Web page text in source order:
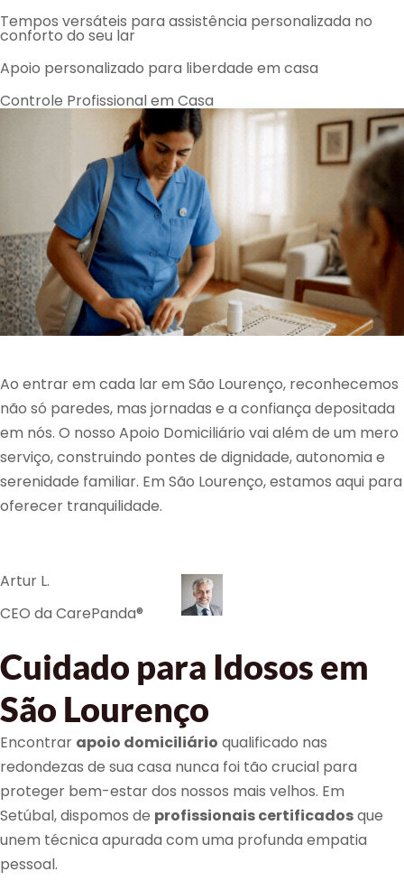
Ao entrar em cada lar em São Lourenço, reconhecemos
não só paredes, mas jornadas e a confiança depositada
em nós. O nosso Apoio Domiciliário vai além de um mero
serviço, construindo pontes de dignidade, autonomia e
serenidade familiar. Em São Lourenço, estamos aqui para
oferecer tranquilidade.
Artur L.
CEO da CarePanda®
Tempos versáteis para assistência personalizada no
conforto do seu lar
Apoio personalizado para liberdade em casa
Controle Profissional em Casa
Cuidado para Idosos em
São Lourenço
Encontrar apoio domiciliário qualificado nas
redondezas de sua casa nunca foi tão crucial para
proteger bem-estar dos nossos mais velhos. Em
Setúbal, dispomos de profissionais certificadosque
unem técnica apurada com uma profunda empatia
pessoal.